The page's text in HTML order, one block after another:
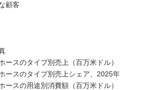
顧客
ースのタイプ別売上（百万米ドル）
ースのタイプ別売上シェア、2025年
ースの用途別消費額（百万米ドル）